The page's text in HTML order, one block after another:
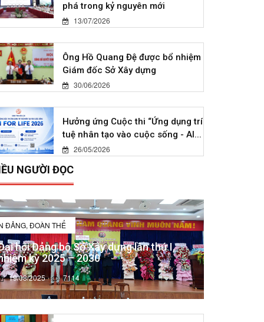
phá trong kỷ nguyên mới
13/07/2026
Ông Hồ Quang Đệ được bổ nhiệm
Giám đốc Sở Xây dựng
30/06/2026
Hưởng ứng Cuộc thi “Ứng dụng trí
tuệ nhân tạo vào cuộc sống - AI...
26/05/2026
NGƯỜI ĐỌC
ĐẢNG, ĐOÀN THỂ
hội Đảng bộ Sở Xây dựng lần thứ I,
kỳ 2025 – 2030
19/08/2025 7114